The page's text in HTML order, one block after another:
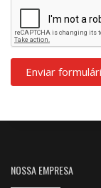
Enviar
NOSSA EMPRESA